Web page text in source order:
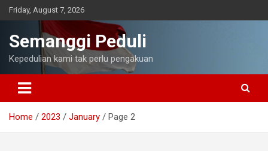
Skip
to
Friday, August 7, 2026
Semanggi Peduli
Kepedulian kami tak perlu pengakuan
Home 2023 January Page 2